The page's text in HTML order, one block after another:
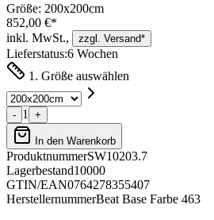
Größe: 200x200cm
852,00 €*
inkl. MwSt.,
zzgl. Versand*
Lieferstatus:6 Wochen
1. Größe auswählen
- 1 +
In den Warenkorb
ProduktnummerSW10203.7
Lagerbestand10000
GTIN/EAN0764278355407
HerstellernummerBeat Base Farbe 463